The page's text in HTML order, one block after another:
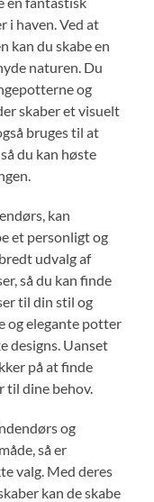
i haven. Ved at
kan du skabe en
naturen. Du
og
skaber et visuelt
bruges til at
du kan høste
kan
et personligt og
udvalg af
så du kan finde
til din stil og
og elegante potter
designs. Uanset
på at finde
til dine behov.
og
så er
valg. Med deres
kan de skabe